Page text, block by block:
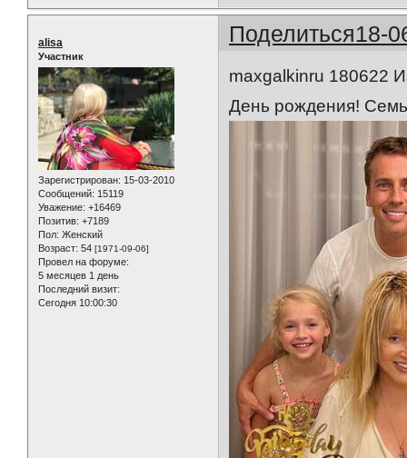
Поделиться18-
alisa
Участник
Зарегистрирован: 15-03-2010
Сообщений: 15119
Уважение: +16469
Позитив: +7189
Пол: Женский
Возраст: 54 [1971-09-06]
Провел на форуме:
5 месяцев 1 день
Последний визит:
Сегодня 10:00:30
maxgalkinru 180622
День рождения!